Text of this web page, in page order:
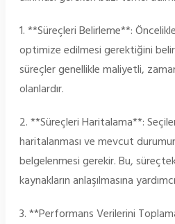
1. **Süreçleri Belirleme**:
optimize edilmesi gerektiğini
süreçler genellikle maliyetli,
olanlardır.
2. **Süreçleri Haritalama**:
haritalanması ve mevcut
belgelenmesi gerekir. Bu,
kaynakların anlaşılmasına
3. **Performans Verilerini